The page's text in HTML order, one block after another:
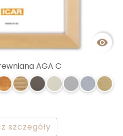

AGA C
szczegóły